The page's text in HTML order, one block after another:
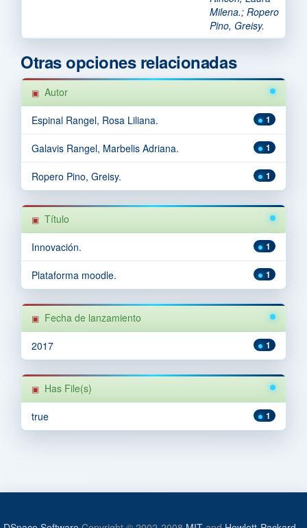
Milena.; Ropero
Pino, Greisy.
Otras opciones relacionadas
Autor
1
Espinal Rangel, Rosa Liliana.
1
Galavis Rangel, Marbelis Adriana.
1
Ropero Pino, Greisy.
Título
1
Innovación.
1
Plataforma moodle.
Fecha de lanzamiento
1
2017
Has File(s)
1
true